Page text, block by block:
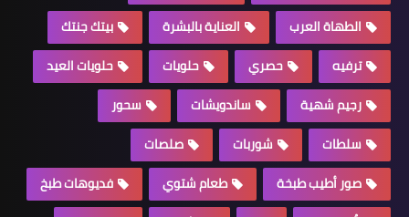
الطهاة العرب
العناية بالبشرة
بيتك جنتك
ترفيه
حصري حلويات
حلويات العيد
رجيم شهية
ساندويشات
سحور
سلطات
شوربات
صلصات
صور أطيب طبخة
طعام شتوي
فديوهات طبخ